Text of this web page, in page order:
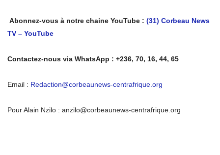
Abonnez-vous à notre chaine YouTube : (31) Corbeau News
TV – YouTube
Contactez-nous via WhatsApp : +236, 70, 16, 44, 65
Email : Redaction@corbeaunews-centrafrique.org
Pour Alain Nzilo : anzilo@corbeaunews-centrafrique.org